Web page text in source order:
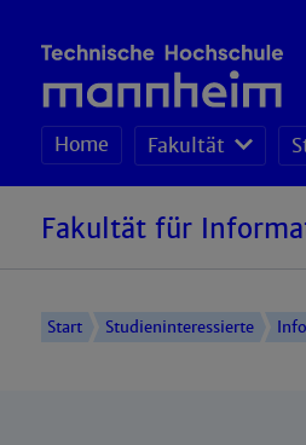
Home Fakultät
Fakultät für
Start Studieninteressierte